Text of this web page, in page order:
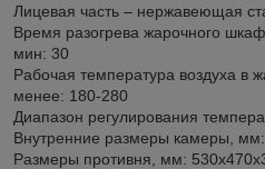
Лицевая часть – нержавеющая
Время разогрева жарочного
мин: 30
Рабочая температура воздуха в
менее: 180-280
Диапазон регулирования
Внутренние размеры камеры,
Размеры противня, мм: